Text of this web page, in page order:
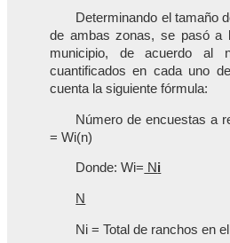
Determinando el tamaño
de ambas zonas, se pasó a
municipio, de acuerdo al
cuantificados en cada uno
cuenta la siguiente fórmula:
Número de encuestas a
= Wi(n)
Donde: Wi= Ni
N
Ni = Total de ranchos en